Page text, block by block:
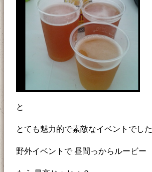
と
とても魅力的で素敵なイベントでした
野外イベントで 昼間っからルービー